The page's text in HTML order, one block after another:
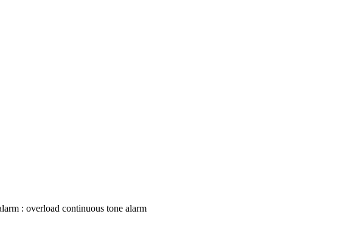
: overload continuous tone alarm